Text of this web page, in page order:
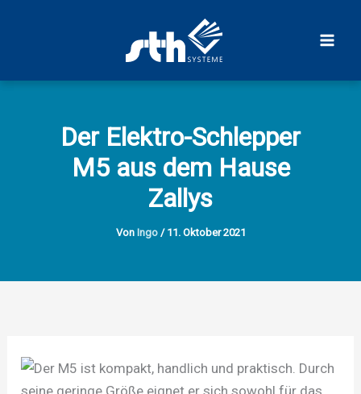
Der Elektro-Schlepper
M5 aus dem Hause
Zallys
Von Ingo / 11. Oktober 2021